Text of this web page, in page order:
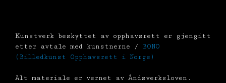
Kunstverk beskyttet av opphavsrett er gjengitt
etter avtale med kunstnerne / BONO
(Billedkunst Opphavsrett i Norge)
Alt materiale er vernet av Åndsverksloven.